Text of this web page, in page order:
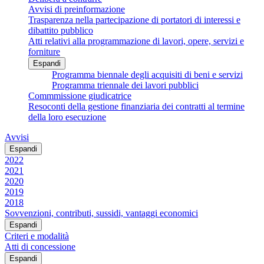
Avvisi di preinformazione
Trasparenza nella partecipazione di portatori di interessi e
dibattito pubblico
Atti relativi alla programmazione di lavori, opere, servizi e
forniture
Espandi
Programma biennale degli acquisiti di beni e servizi
Programma triennale dei lavori pubblici
Commmissione giudicatrice
Resoconti della gestione finanziaria dei contratti al termine
della loro esecuzione
Avvisi
Espandi
2022
2021
2020
2019
2018
Sovvenzioni, contributi, sussidi, vantaggi economici
Espandi
Criteri e modalità
Atti di concessione
Espandi